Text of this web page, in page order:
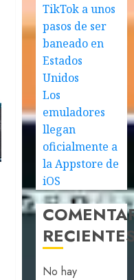
TikTok a unos
pasos de ser
baneado en
Estados
Unidos
Los
emuladores
llegan
oficialmente a
la Appstore de
iOS
No hay